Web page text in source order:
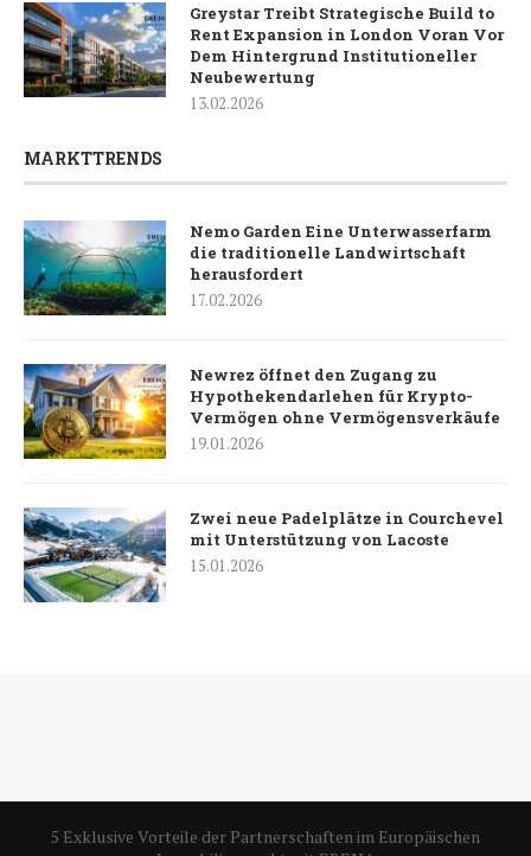
Greystar Treibt Strategische Build to
Rent Expansion in London Voran Vor
Dem Hintergrund Institutioneller
Neubewertung
13.02.2026
MARKTTRENDS
Nemo Garden Eine Unterwasserfarm
die traditionelle Landwirtschaft
herausfordert
17.02.2026
Newrez öffnet den Zugang zu
Hypothekendarlehen für Krypto-
Vermögen ohne Vermögensverkäufe
19.01.2026
Zwei neue Padelplätze in Courchevel
mit Unterstützung von Lacoste
15.01.2026
5 Exklusive Vorteile der Partnerschaften im Europäischen